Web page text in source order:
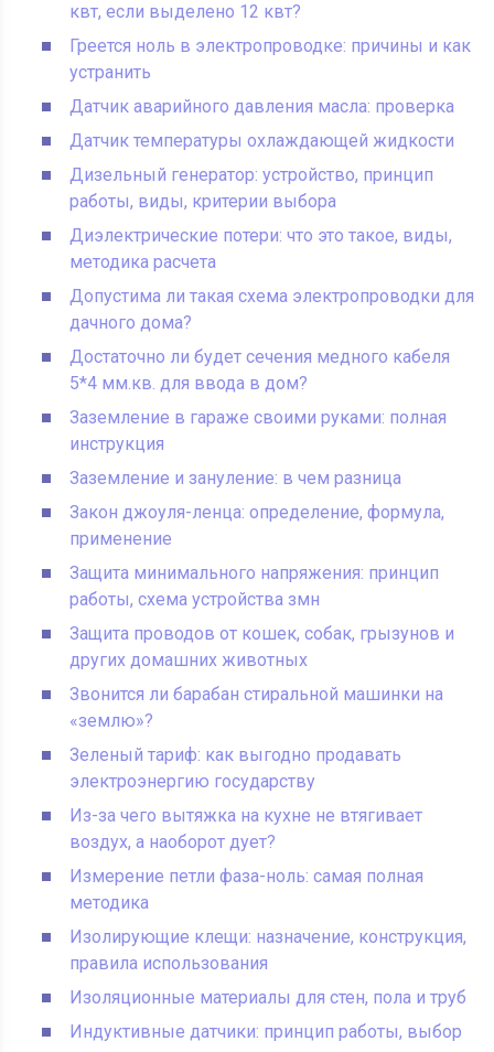
квт, если выделено 12 квт?
Греется ноль в электропроводке: причины и как
устранить
Датчик аварийного давления масла: проверка
Датчик температуры охлаждающей жидкости
Дизельный генератор: устройство, принцип
работы, виды, критерии выбора
Диэлектрические потери: что это такое, виды,
методика расчета
Допустима ли такая схема электропроводки для
дачного дома?
Достаточно ли будет сечения медного кабеля
5*4 мм.кв. для ввода в дом?
Заземление в гараже своими руками: полная
инструкция
Заземление и зануление: в чем разница
Закон джоуля-ленца: определение, формула,
применение
Защита минимального напряжения: принцип
работы, схема устройства змн
Защита проводов от кошек, собак, грызунов и
других домашних животных
Звонится ли барабан стиральной машинки на
«землю»?
Зеленый тариф: как выгодно продавать
электроэнергию государству
Из-за чего вытяжка на кухне не втягивает
воздух, а наоборот дует?
Измерение петли фаза-ноль: самая полная
методика
Изолирующие клещи: назначение, конструкция,
правила использования
Изоляционные материалы для стен, пола и труб
Индуктивные датчики: принцип работы, выбор